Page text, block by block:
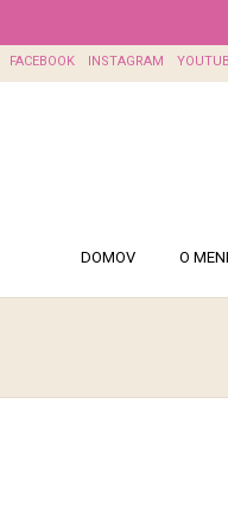
FACEBOOK INSTAGRAM
DOMOV O MENI